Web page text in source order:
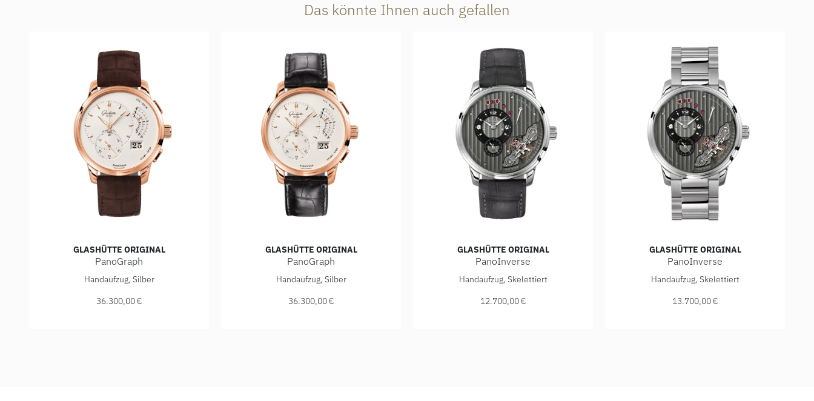
Das könnte Ihnen auch gefallen
GLASHÜTTE ORIGINAL
PanoGraph
Glashütte Original PanoGraph, Ref: 1-61-03-25-15-05, Preis: 36.300,00 €
Handaufzug, Silber
36.300,00 €
GLASHÜTTE ORIGINAL
PanoGraph
Glashütte Original PanoGraph, Ref: 1-61-03-25-15-04, Preis: 36.300,00 €
Handaufzug, Silber
36.300,00 €
GLASHÜTTE ORIGINAL
PanoInverse
Glashütte Original PanoInverse, Ref: 1-66-06-04-22-62, Preis: 12.700,00 €
Handaufzug, Skelettiert
12.700,00 €
GLASHÜTTE ORIGINAL
PanoInverse
Glashütte Original PanoInverse, Ref: 1-66-
Handaufzug, Skelettiert
13.700,00 €